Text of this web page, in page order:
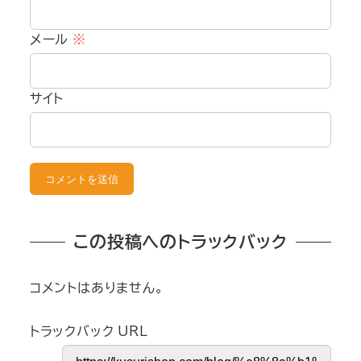
メール ※
サイト
この投稿へのトラックバック
コメントはありません。
トラックバック URL